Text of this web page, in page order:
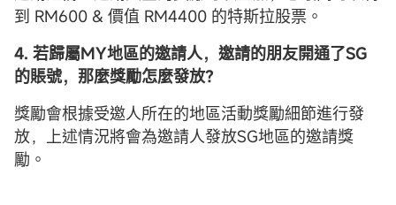
到 RM600 & 價值 RM4400 的特斯拉股票。
4. 若歸屬MY地區的邀請人，邀請的朋友開通了SG
的賬號，那麼獎勵怎麼發放？
獎勵會根據受邀人所在的地區活動獎勵細節進行發
放，上述情況將會為邀請人發放SG地區的邀請獎
勵。